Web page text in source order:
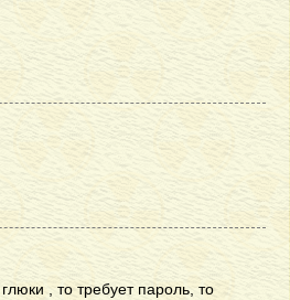
, то требует пароль, то